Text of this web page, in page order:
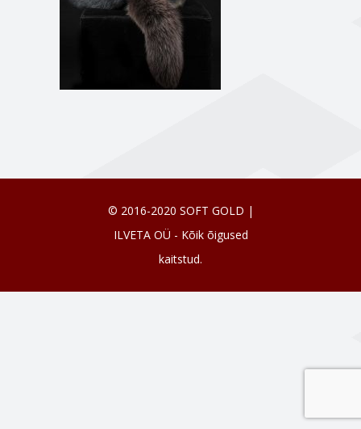
© 2016-2020 SOFT GOLD |
ILVETA OÜ - Kõik õigused
kaitstud.